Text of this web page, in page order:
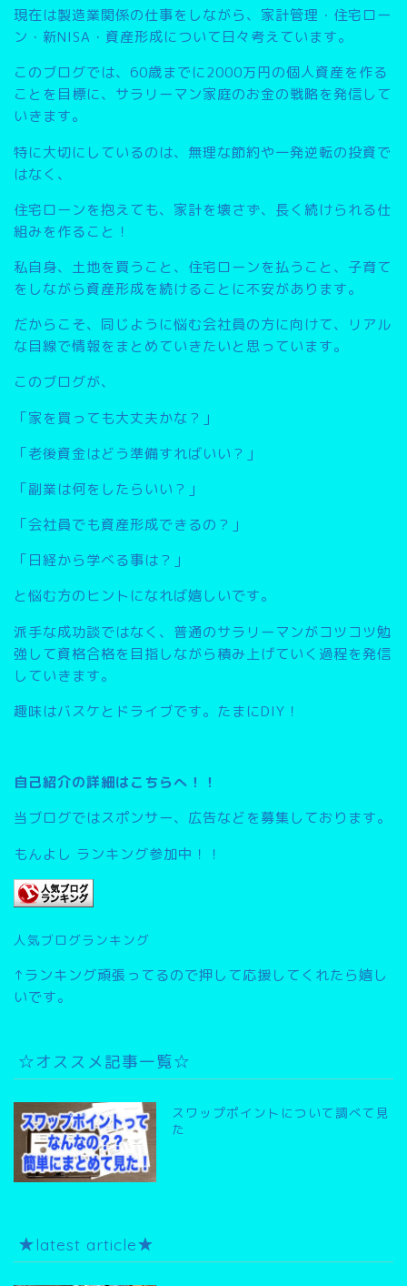
現在は製造業関係の仕事をしながら、家計管理・住宅ロー
ン・新NISA・資産形成について日々考えています。
このブログでは、 60歳までに2000万円の個人資産を作る
こと を目標に、サラリーマン家庭のお金の戦略を発信して
いきます。
特に大切にしているのは、無理な節約や一発逆転の投資で
はなく、
住宅ローンを抱えても、家計を壊さず、長く続けられる仕
組みを作ること ！
私自身、土地を買うこと、住宅ローンを払うこと、子育て
をしながら資産形成を続けることに不安があります。
だからこそ、同じように悩む会社員の方に向けて、リアル
な目線で情報をまとめていきたいと思っています。
このブログが、
「家を買っても大丈夫かな？」
「老後資金はどう準備すればいい？」
「副業は何をしたらいい？」
「会社員でも資産形成できるの？」
「日経から学べる事は？」
と悩む方のヒントになれば嬉しいです。
派手な成功談ではなく、普通のサラリーマンがコツコツ勉
強して資格合格を目指しながら積み上げていく過程を発信
していきます。
趣味はバスケとドライブです。たまにDIY！
自己紹介の詳細はこちらへ！！
当ブログではスポンサー、広告などを募集しております。
もんよし ランキング参加中！！
人気ブログランキング
↑ランキング頑張ってるので押して応援してくれたら嬉し
いです。
☆オススメ記事一覧☆
スワップポイントについて調べて見
た
★latest article★